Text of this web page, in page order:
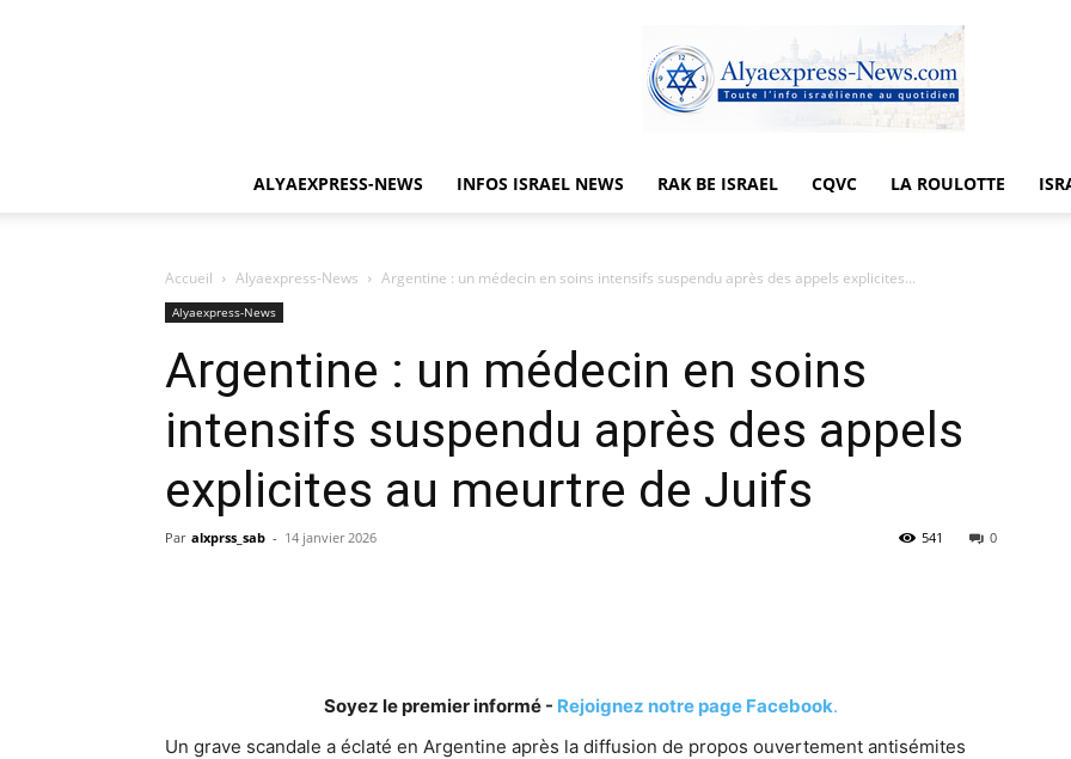
News
ALYAEXPRESS-NEWS INFOS ISRAEL NEWS RAK BE ISRAEL CQVC LA ROULOTTE
Accueil Alyaexpress-News Argentine : un médecin en soins intensifs suspendu après des appels explicites...
Alyaexpress-News
Argentine : un médecin en soins
intensifs suspendu après des appels
explicites au meurtre de Juifs
Par alxprss_sab - 14 janvier 2026 0
541
Soyez le premier informé - Rejoignez notre page Facebook.
Un grave scandale a éclaté en Argentine après la diffusion de propos ouvertement antisémites